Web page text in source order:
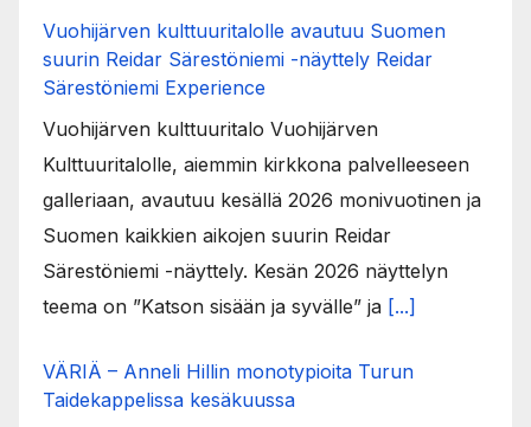
Vuohijärven kulttuuritalolle avautuu Suomen
suurin Reidar Särestöniemi -näyttely Reidar
Särestöniemi Experience
Vuohijärven kulttuuritalo Vuohijärven
Kulttuuritalolle, aiemmin kirkkona palvelleeseen
galleriaan, avautuu kesällä 2026 monivuotinen ja
Suomen kaikkien aikojen suurin Reidar
Särestöniemi -näyttely. Kesän 2026 näyttelyn
teema on ”Katson sisään ja syvälle” ja [...]
VÄRIÄ – Anneli Hillin monotypioita Turun
Taidekappelissa kesäkuussa